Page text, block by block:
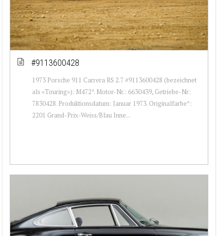
#9113600428
1973 Porsche 911 Carrera RS 2.7 #9113600428 (bezeichnet
als «Touring»): M472*. Motor-Nr.: 6630439, Getriebe-Nr:
7830428. Produktionsdatum: Januar 1973. Originalfarbe*:
2201 Grand-Prix-Weiss/Blau Inne...